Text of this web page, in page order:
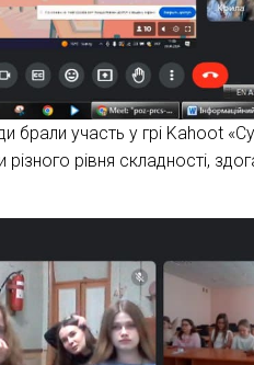
участь у грі Kahoot
різного рівня складності,